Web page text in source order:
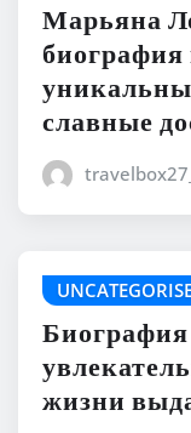
Марьяна
славные
travelbox27_
жизни